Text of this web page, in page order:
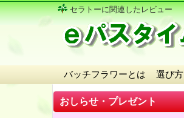
セラトーに関連したレビュー
バッチフラワーとは 選び方
おしらせ・プレゼント